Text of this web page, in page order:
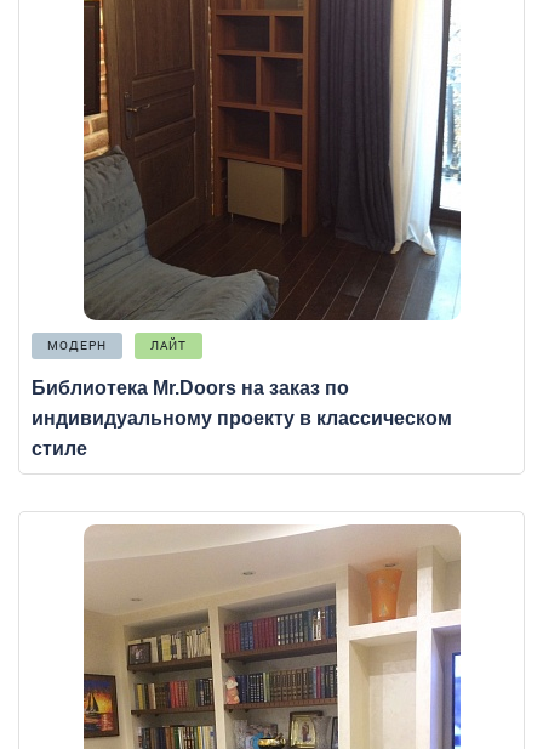
МОДЕРН ЛАЙТ
Библиотека Mr.Doors на заказ по
индивидуальному проекту в классическом
стиле